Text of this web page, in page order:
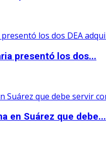
presentó los dos...
en Suárez que debe...